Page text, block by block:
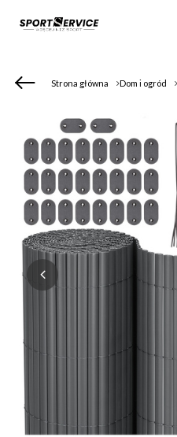
Strona główna Dom i ogród